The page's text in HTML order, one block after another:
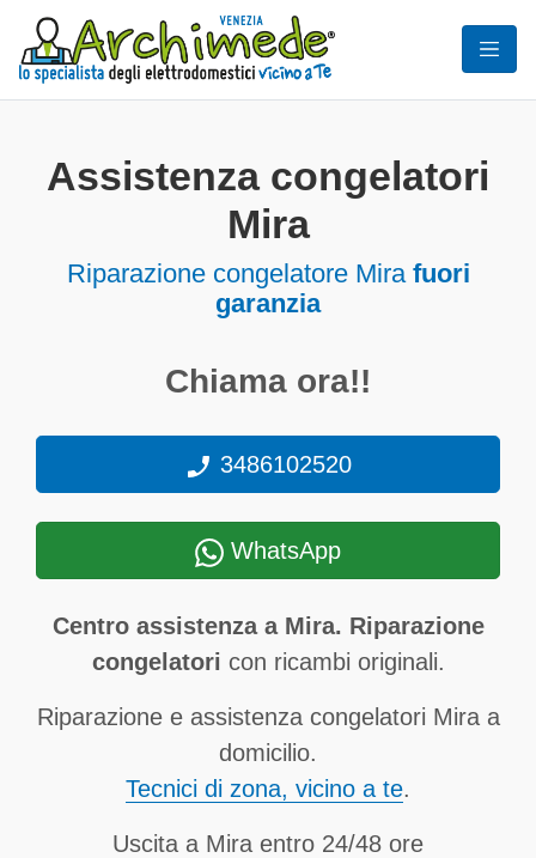
Assistenza congelatori
Mira
Riparazione congelatore Mira fuori
garanzia
Chiama ora!!
3486102520
WhatsApp
Centro assistenza a Mira. Riparazione
congelatori con ricambi originali.
Riparazione e assistenza congelatori Mira a
domicilio.
Tecnici di zona, vicino a te.
Uscita a Mira entro 24/48 ore